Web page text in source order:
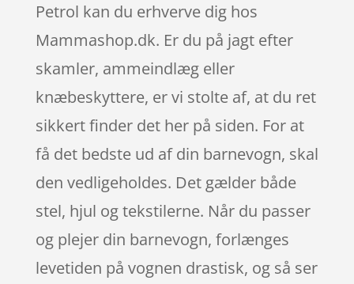
Petrol kan du erhverve dig hos
Mammashop.dk. Er du på jagt efter
skamler, ammeindlæg eller
knæbeskyttere, er vi stolte af, at du ret
sikkert finder det her på siden. For at
få det bedste ud af din barnevogn, skal
den vedligeholdes. Det gælder både
stel, hjul og tekstilerne. Når du passer
og plejer din barnevogn, forlænges
levetiden på vognen drastisk, og så ser